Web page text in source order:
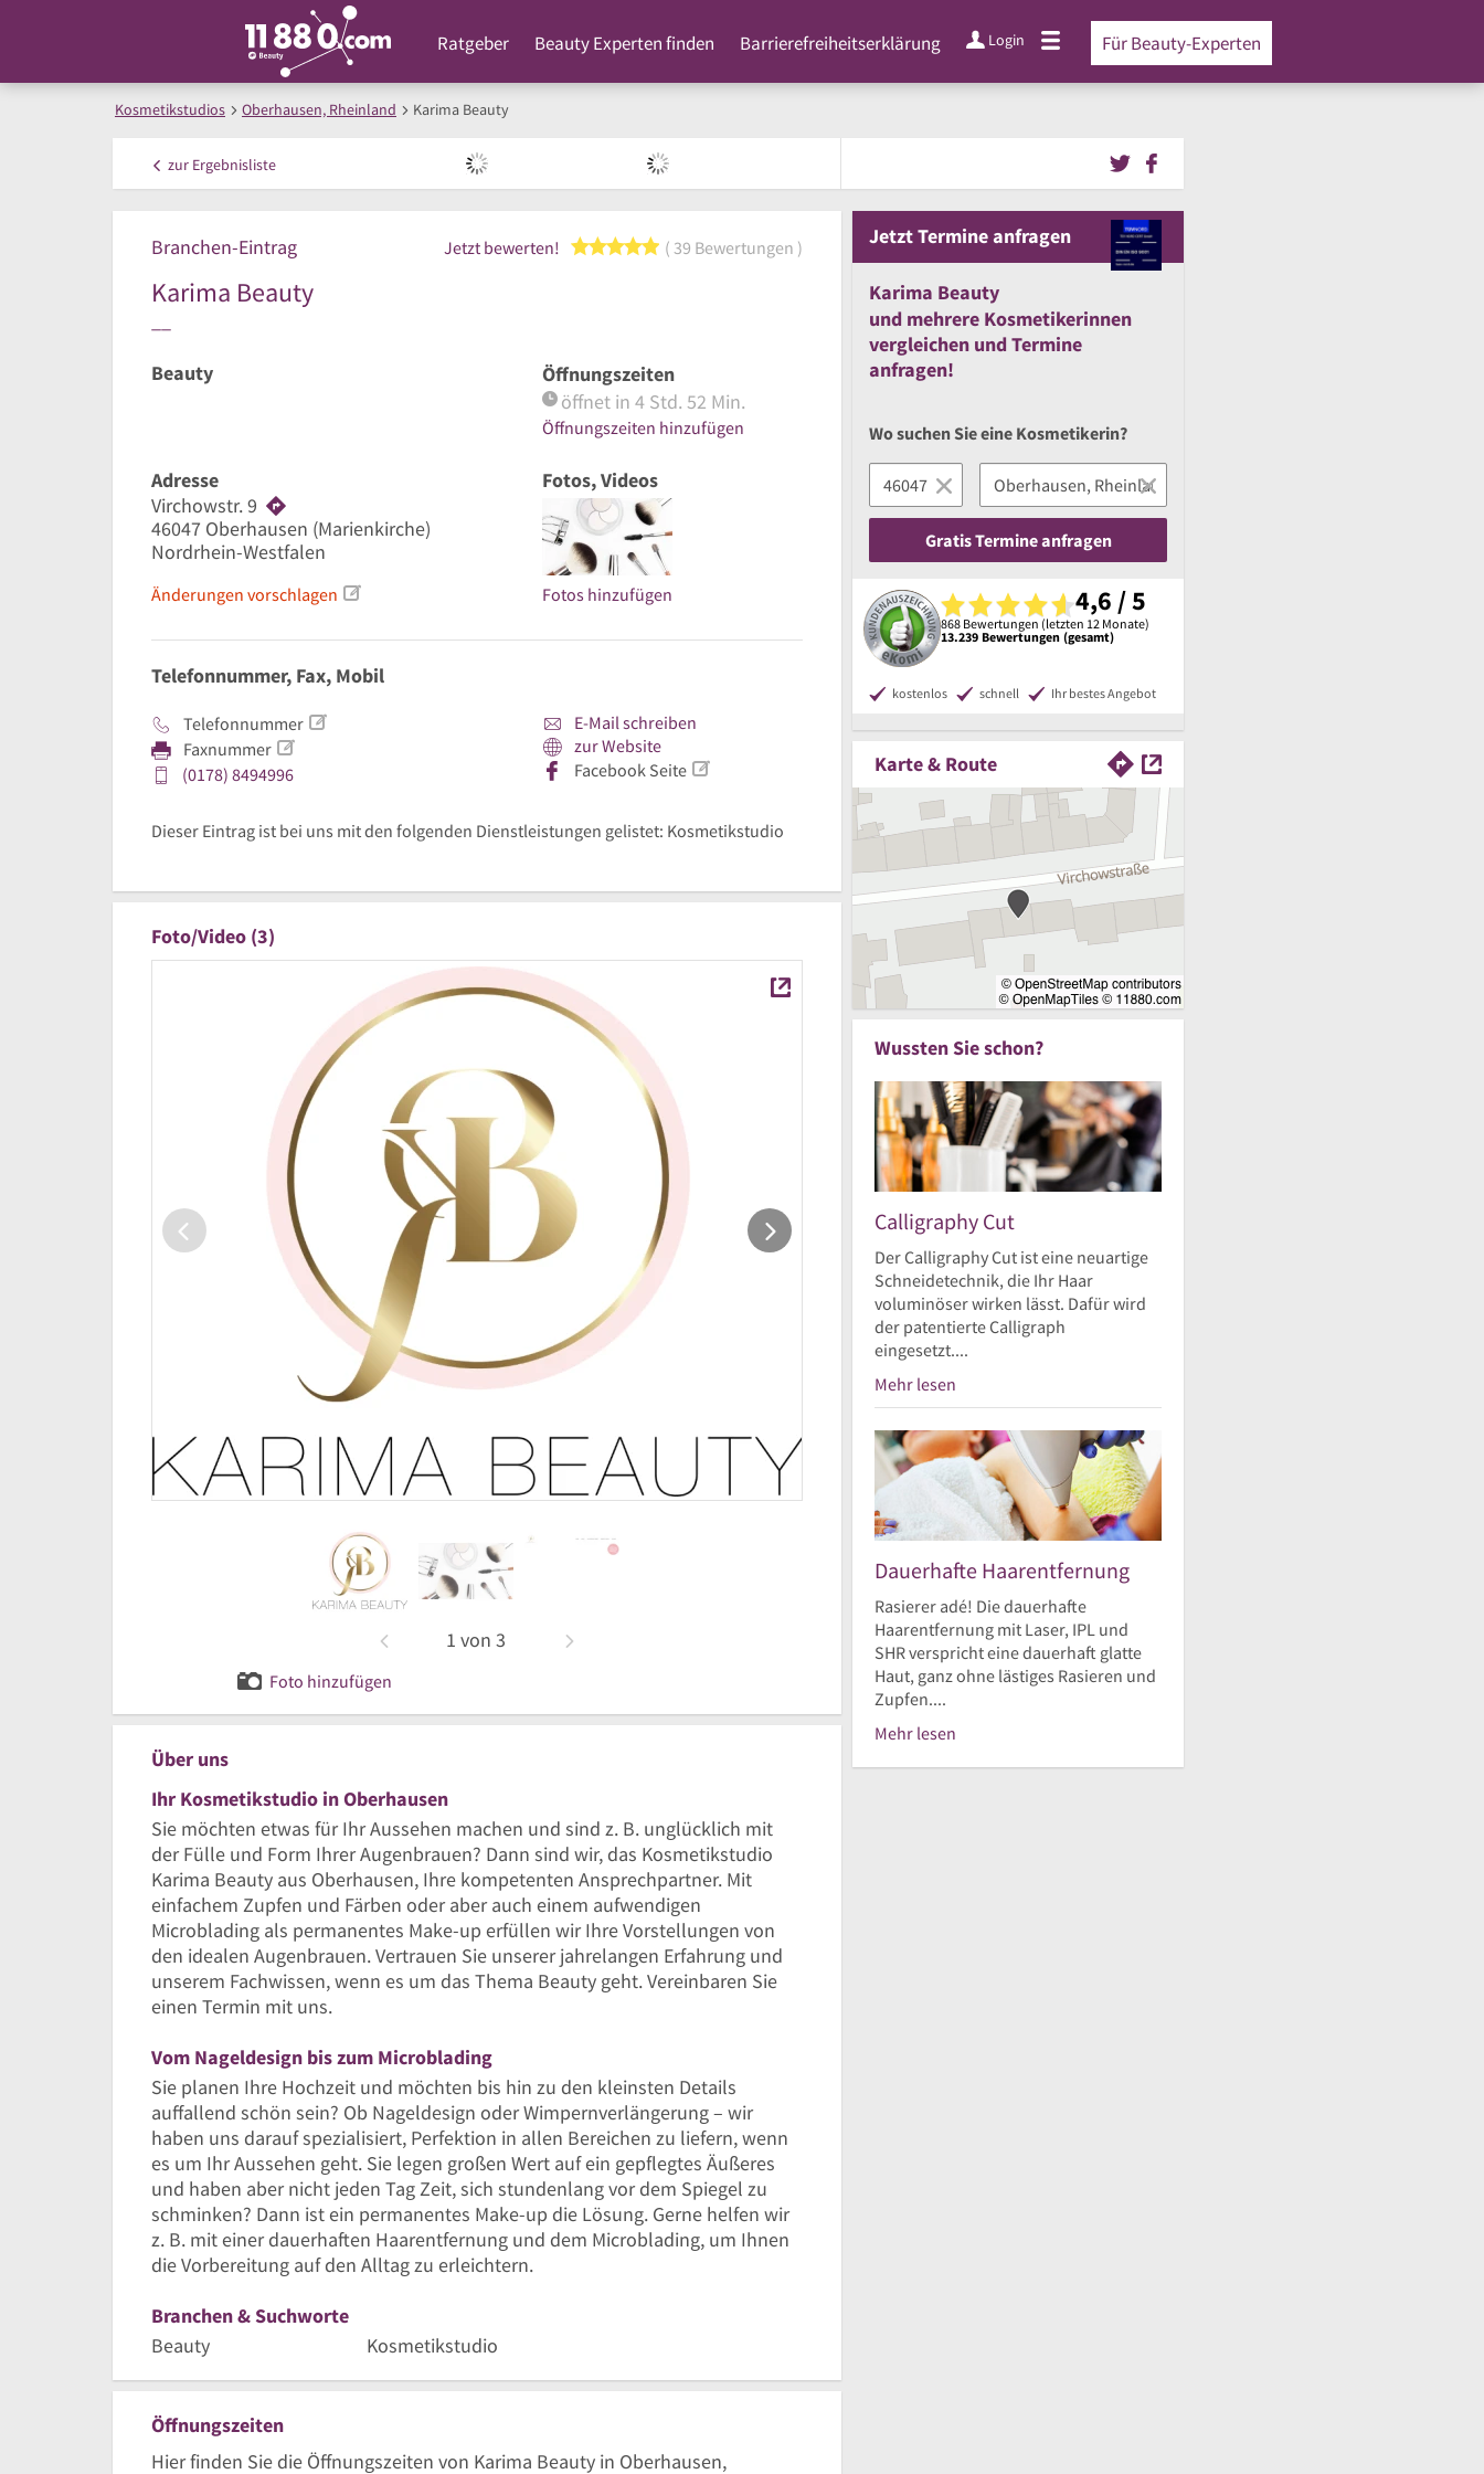
Ratgeber Beauty Experten finden Barrierefreiheitserklärung Login Für Beauty-Experten
Kosmetikstudios Oberhausen, Rheinland Karima Beauty
zur Ergebnisliste
Branchen-Eintrag Jetzt bewerten! 5 von 5 Sternen
39 Bewertungen
Karima Beauty
Beauty
Öffnungszeiten
öffnet in 4 Std. 52 Min.
Öffnungszeiten hinzufügen
Adresse
Virchowstr. 9
46047 Oberhausen (Marienkirche)
Nordrhein-Westfalen
Änderungen vorschlagen
Fotos, Videos
Fotos hinzufügen
Telefonnummer, Fax, Mobil
Telefonnummer
Faxnummer
(0178) 8494996
E-Mail schreiben
zur Website
Facebook Seite
Dieser Eintrag ist bei uns mit den folgenden Dienstleistungen gelistet: Kosmetikstudio
Foto/Video (3)
1 von 3
Foto hinzufügen
Über uns
Ihr Kosmetikstudio in Oberhausen
Sie möchten etwas für Ihr Aussehen machen und sind z. B. unglücklich mit
der Fülle und Form Ihrer Augenbrauen? Dann sind wir, das Kosmetikstudio
Karima Beauty aus Oberhausen, Ihre kompetenten Ansprechpartner. Mit
einfachem Zupfen und Färben oder aber auch einem aufwendigen
Microblading als permanentes Make-up erfüllen wir Ihre Vorstellungen von
den idealen Augenbrauen. Vertrauen Sie unserer jahrelangen Erfahrung und
unserem Fachwissen, wenn es um das Thema Beauty geht. Vereinbaren Sie
einen Termin mit uns.
Vom Nageldesign bis zum Microblading
Sie planen Ihre Hochzeit und möchten bis hin zu den kleinsten Details
auffallend schön sein? Ob Nageldesign oder Wimpernverlängerung – wir
haben uns darauf spezialisiert, Perfektion in allen Bereichen zu liefern, wenn
es um Ihr Aussehen geht. Sie legen großen Wert auf ein gepflegtes Äußeres
und haben aber nicht jeden Tag Zeit, sich stundenlang vor dem Spiegel zu
schminken? Dann ist ein permanentes Make-up die Lösung. Gerne helfen wir
z. B. mit einer dauerhaften Haarentfernung und dem Microblading, um Ihnen
die Vorbereitung auf den Alltag zu erleichtern.
Branchen & Suchworte
Beauty
Kosmetikstudio
Öffnungszeiten
Hier finden Sie die Öffnungszeiten von Karima Beauty in Oberhausen,
JetztTermine anfragen
Karima Beauty
und mehrere Kosmetikerinnen
vergleichen undTermine
anfragen!
Wo suchen Sie eine Kosmetikerin?
Gratis Termine anfragen
4,6 / 5
868 Bewertungen (letzten 12 Monate)
13.239 Bewertungen (gesamt)
kostenlos schnell Ihr bestes Angebot
Karte & Route
Wussten Sie schon?
Calligraphy Cut
Der Calligraphy Cut ist eine neuartige
Schneidetechnik, die Ihr Haar
voluminöser wirken lässt. Dafür wird
der patentierte Calligraph
eingesetzt....
Mehr lesen
Dauerhafte Haarentfernung
Rasierer adé! Die dauerhafte
Haarentfernung mit Laser, IPL und
SHR verspricht eine dauerhaft glatte
Haut, ganz ohne lästiges Rasieren und
Zupfen....
Mehr lesen